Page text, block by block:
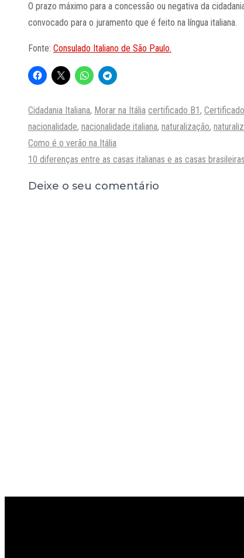
O prazo máximo para a concessão ou negativa da
convocado para o juramento que é feito na língua italiana.
Fonte: Consulado Italiano de São Paulo.
Categorias
Cidadania Italiana, Morar na Itália Tags
certificado B1 ,
nacionalidade, nacionalidade italiana, naturalização,
Como é o verão na Itália
10 diferenças entre as casas italianas e as casas brasileiras
Deixe o seu comentário